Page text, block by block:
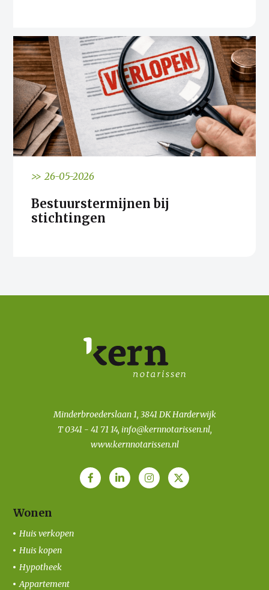
>> 26-05-2026
Bestuurstermijnen bij
stichtingen
Minderbroederslaan 1, 3841 DK Harderwijk
T0341 - 41 71 14, info@kernnotarissen.nl,
www.kernnotarissen.nl
Wonen
Huis verkopen
Huis kopen
Hypotheek
Appartement